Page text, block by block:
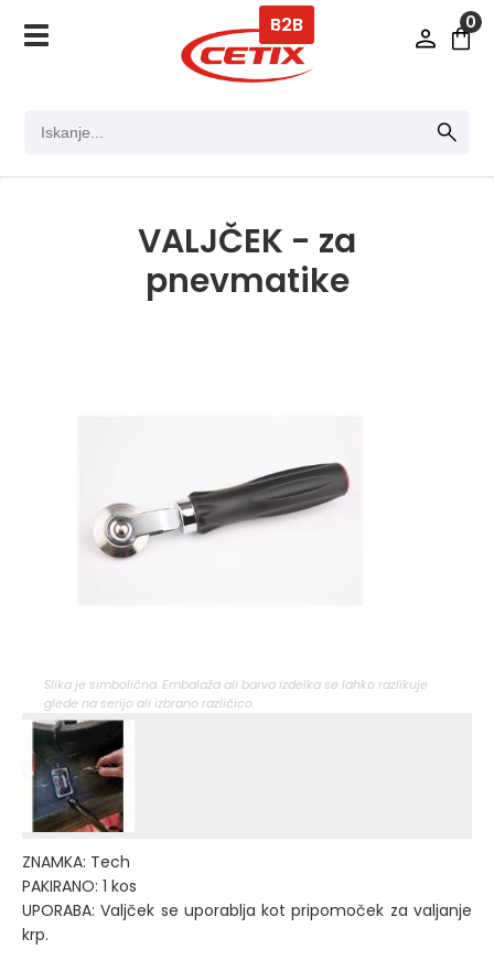
0
B2B
VALJČEK - za
pnevmatike
Slika je simbolična. Embalaža ali barva izdelka se lahko razlikuje
glede na serijo ali izbrano različico.
ZNAMKA: Tech
PAKIRANO: 1 kos
UPORABA: Valjček se uporablja kot pripomoček za valjanje
krp.